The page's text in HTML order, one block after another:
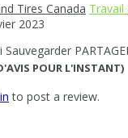
Tires Canada Travail
2023
Sauvegarder
POUR L'INSTANT)
to post a review.